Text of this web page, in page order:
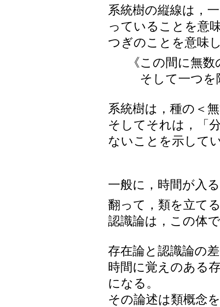
系統樹の縦線は，
っていることを意
つぎのことを意味
《この間に無
そして一つを
系統樹は，種の＜
そしてそれは，「
ないことを示して
一般に，時間が入
翻って，類を立て
認識論は，この体
存在論と認識論の
時間に覚えのある
になる。
その論述は類概念